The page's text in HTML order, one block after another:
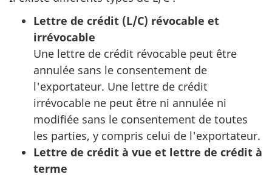
Lettre de crédit (L/C) révocable et
irrévocable
Une lettre de crédit révocable peut être
annulée sans le consentement de
l'exportateur. Une lettre de crédit
irrévocable ne peut être ni annulée ni
modifiée sans le consentement de toutes
les parties, y compris celui de l'exportateur.
Lettre de crédit à vue et lettre de crédit à
terme